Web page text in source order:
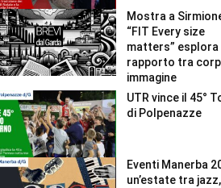
Mostra a
“FIT Every size
matters” esplora
rapporto tra
immagine
UTR vince il 45°
di Polpenazze
Eventi Manerba
un’estate tra jazz,